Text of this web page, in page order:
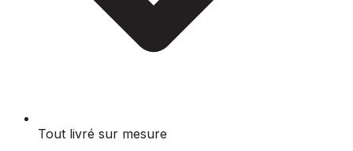
Tout livré sur mesure